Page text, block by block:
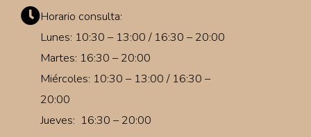
Horario consulta:
Lunes: 10:30 – 13:00 / 16:30 – 20:00
Martes: 16:30 – 20:00
Miércoles: 10:30 – 13:00 / 16:30 –
20:00
Jueves: 16:30 – 20:00